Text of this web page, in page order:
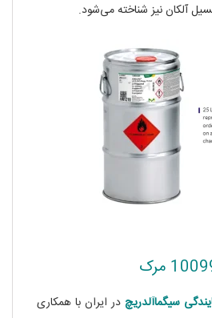
آلکان نیز شناخته می‌شود.
سیگماآلدریچ در ایران با همکاری